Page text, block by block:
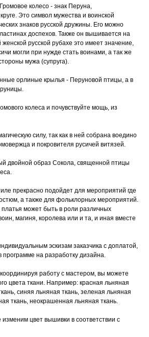
колесо - знак Перуна,
Это символ мужества и воинской
знаков русской дружины. Его можно
доспехов. Также он вышивается на
женской русской рубахе это имеет значение,
могли при нужде стать воинами, а так же
мужа (супруга).
орлиные крылья - Перуновой птицы, а в
колеса и почувствуйте мощь, из
силу, так как в ней собрана воедино
и покровителя русичей витязей.
двойной образ Сокола, священной птицы
прекрасно подойдет для мероприятий где
а также для фольклорных мероприятий.
платья может быть в роли различных
магиня, королева или и та, и иная вместе
эскизам заказчика с доплатой,
программе на разработку дизайна.
работу с мастером, вы можете
цвета ткани. Например: красная льняная
синяя льняная ткань, зеленая льняная
ткань, неокрашенная льняная ткань.
цвет вышивки в соответствии с